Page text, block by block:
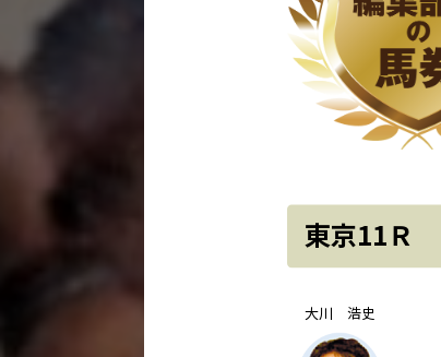
東京11Ｒ
大川 浩史